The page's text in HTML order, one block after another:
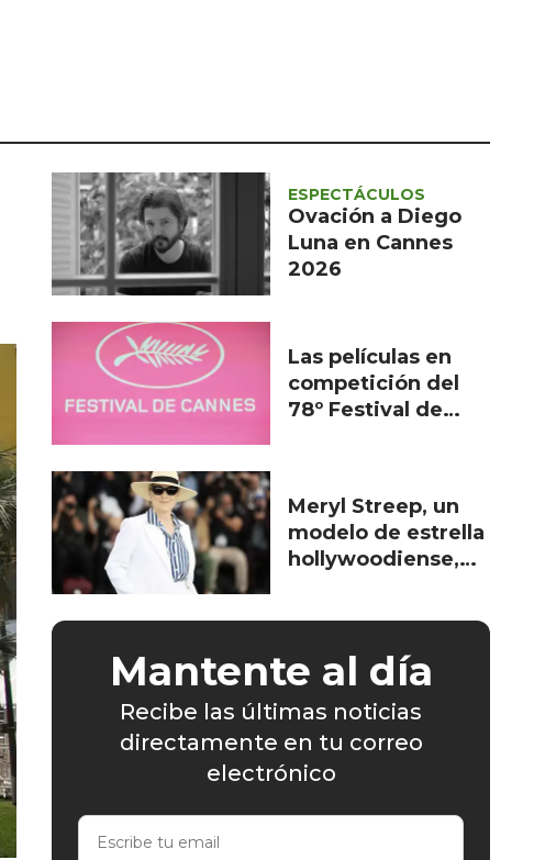
Asuntos Sociales
Estilo de vida
Opinión
ESPECTÁCULOS
Ovación a Diego
Luna en Cannes
2026
Las películas en
competición del
78º Festival de
Meryl Streep, un
modelo de estrella
hollywoodiense,
Mantente al día
Recibe las últimas noticias
directamente en tu correo
electrónico
Escribe